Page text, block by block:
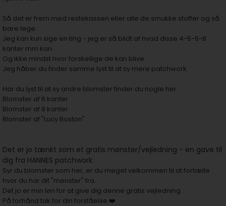
Så det er frem med restekassen eller alle de smukke stoffer og så
bare lege.
Jeg kan kun sige en ting - jeg er så blidt af hvad disse 4-5-6-8
kanter mm kan.
Og ikke mindst hvor forskellige de kan blive.
Jeg håber du finder samme lyst til at sy mere patchwork.
Har du lyst til at sy andre blomster finder du nogle her:
Blomster af 6 kanter
Blomster af 8 kanter
Blomster af "Lucy Boston"
Det er jo tænkt som et gratis mønster/vejledning - en gave til
dig fra HANNES patchwork.
Syr du blomster som her, er du meget velkommen til at fortælle
hvor du har dit "mønster" fra.
Det jo er min løn for at give dig denne gratis vejledning.
På forhånd tak for din forståelse ❤️